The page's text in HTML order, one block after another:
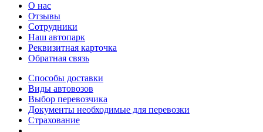
О нас
Отзывы
Сотрудники
Наш автопарк
Реквизитная карточка
Обратная связь
Способы доставки
Виды автовозов
Выбор перевозчика
Документы необходимые для перевозки
Страхование